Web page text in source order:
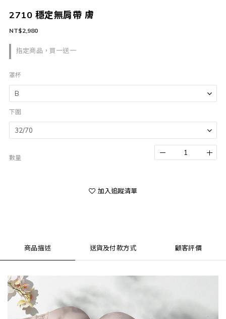
2710 穩定無肩帶 膚
指定商品，買一送一
NT$2,980
罩杯
下圍
數量
加入追蹤清單
商品描述 送貨及付款方式 顧客評價